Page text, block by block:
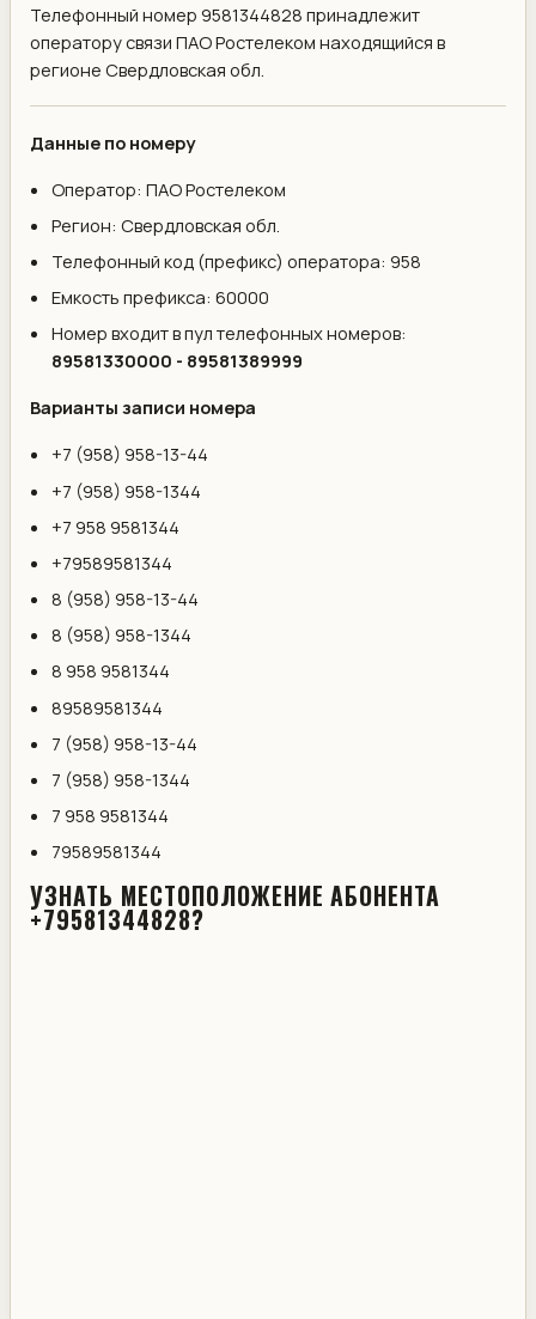
Телефонный номер 9581344828 принадлежит
оператору связи ПАО Ростелеком находящийся в
регионе Свердловская обл.
Данные по номеру
Оператор: ПАО Ростелеком
Регион: Свердловская обл.
Телефонный код (префикс) оператора: 958
Емкость префикса: 60000
Номер входит в пул телефонных номеров:
89581330000 - 89581389999
Варианты записи номера
+7 (958) 958-13-44
+7 (958) 958-1344
+7 958 9581344
+79589581344
8 (958) 958-13-44
8 (958) 958-1344
8 958 9581344
89589581344
7 (958) 958-13-44
7 (958) 958-1344
7 958 9581344
79589581344
УЗНАТЬ МЕСТОПОЛОЖЕНИЕ АБОНЕНТА
+79581344828?